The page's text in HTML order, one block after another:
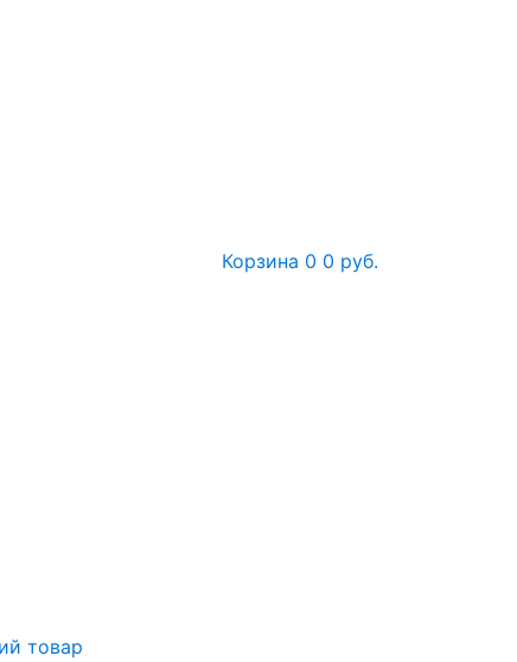
Корзина 0 0 руб.
товар